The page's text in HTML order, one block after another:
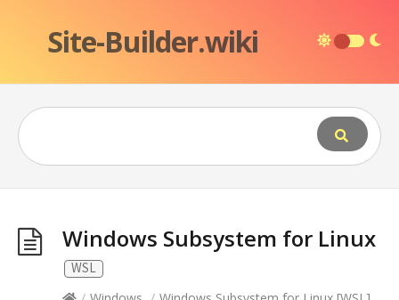
Site-Builder.wiki
Windows Subsystem for Linux
WSL